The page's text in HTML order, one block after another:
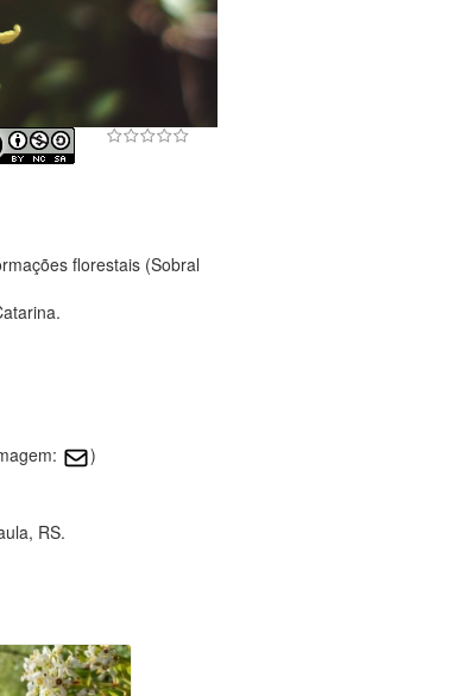
florestais (Sobral
)
RS.